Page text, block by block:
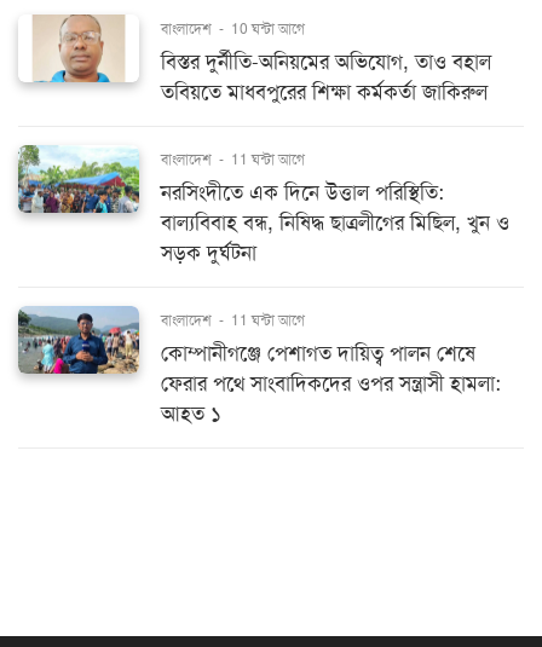
বাংলাদেশ - 10 ঘন্টা আগে
বিস্তর দুর্নীতি-অনিয়মের অভিযোগ, তাও বহাল
তবিয়তে মাধবপুরের শিক্ষা কর্মকর্তা জাকিরুল
বাংলাদেশ - 11 ঘন্টা আগে
নরসিংদীতে এক দিনে উত্তাল পরিস্থিতি:
বাল্যবিবাহ বন্ধ, নিষিদ্ধ ছাত্রলীগের মিছিল, খুন ও
সড়ক দুর্ঘটনা
বাংলাদেশ - 11 ঘন্টা আগে
কোম্পানীগঞ্জে পেশাগত দায়িত্ব পালন শেষে
ফেরার পথে সাংবাদিকদের ওপর সন্ত্রাসী হামলা:
আহত ১